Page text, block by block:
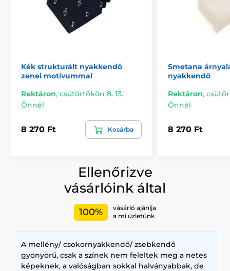
Kék strukturált nyakkendő
zenei motívummal
Rektáron, csütörtökön 8. 13.
Önnél
8 270 Ft Kosárba
Smetana
nyakkendő
Rektáron,
Önnél
8 270 Ft
Ellenőrizve
vásárlóink által
100%
vásárló ajánlja
a mi üzletünk
A mellény/ csokornyakkendő/ zsebkendő
gyönyörű, csak a színek nem feleltek meg a netes
képeknek, a valóságban sokkal halványabbak, de